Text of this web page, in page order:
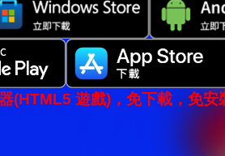
(HTML5 遊戲)，免下載，免